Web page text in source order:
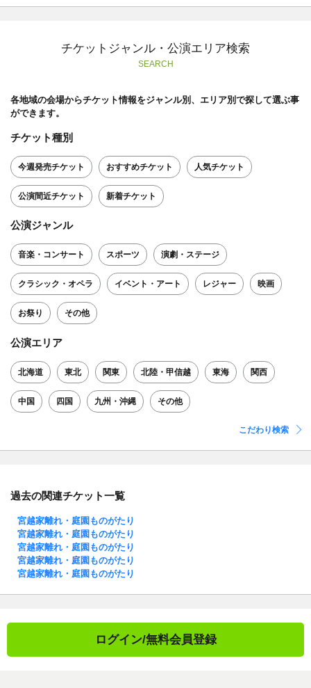
チケットジャンル・公演エリア検索
SEARCH
各地域の会場からチケット情報をジャンル別、エリア別で探して選ぶ事
ができます。
チケット種別
今週発売チケット おすすめチケット 人気チケット
公演間近チケット 新着チケット
公演ジャンル
音楽・コンサート スポーツ 演劇・ステージ
クラシック・オペラ イベント・アート レジャー 映画
お祭り その他
公演エリア
北海道 東北 関東 北陸・甲信越 東海 関西
中国 四国 九州・沖縄 その他
こだわり検索
過去の関連チケット一覧
宮越家離れ・庭園ものがたり
宮越家離れ・庭園ものがたり
宮越家離れ・庭園ものがたり
宮越家離れ・庭園ものがたり
宮越家離れ・庭園ものがたり
ログイン/無料会員登録